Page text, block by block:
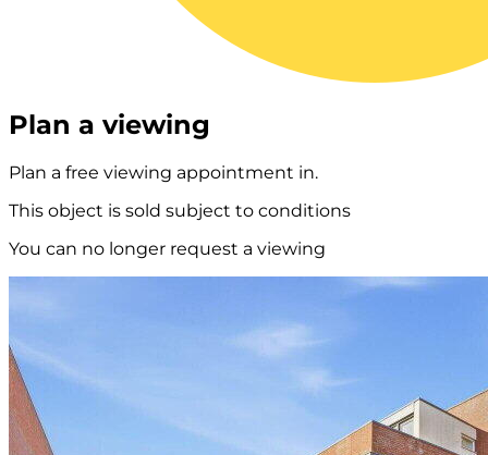
Plan a viewing
Plan a free viewing appointment in.
This object is sold subject to conditions
You can no longer request a viewing